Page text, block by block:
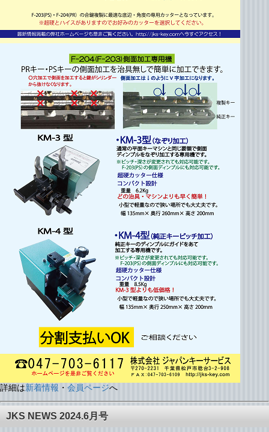
詳細は新着情報 ・ 会員ページへ
JKS NEWS 2024.6月号